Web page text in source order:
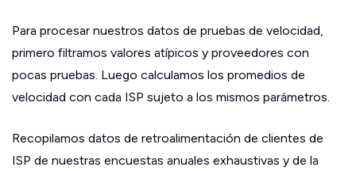
Para procesar nuestros datos de pruebas de velocidad,
primero filtramos valores atípicos y proveedores con
pocas pruebas. Luego calculamos los promedios de
velocidad con cada ISP sujeto a los mismos parámetros.
Recopilamos datos de retroalimentación de clientes de
ISP de nuestras encuestas anuales exhaustivas y de la